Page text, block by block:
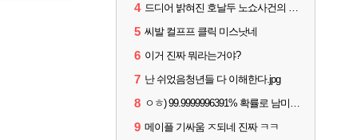
4 드디어 밝혀진 호날두 노쇼사건의 진실 ㅁㅊㄷㄷㄷㄷ
5 씨발 컬프프 클릭 미스낫네
6 이거 진짜 뭐라는거야?
7 난 쉬었음청년들 다 이해한다.jpg
8 ㅇㅎ) 99.9999996391% 확률로 남미르남에반 할카스.jpg
9 메이플 기싸움 ㅈ되네 진짜 ㅋㅋ